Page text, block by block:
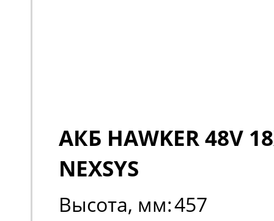
АКБ HAWKER 48V
NEXSYS
Высота, мм:457